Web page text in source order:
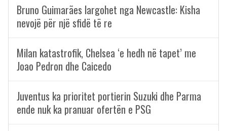
Bruno Guimarães largohet nga Newcastle: Kisha
nevojë për një sfidë të re
Milan katastrofik, Chelsea ‘e hedh në tapet’ me
Joao Pedron dhe Caicedo
Juventus ka prioritet portierin Suzuki dhe Parma
ende nuk ka pranuar ofertën e PSG